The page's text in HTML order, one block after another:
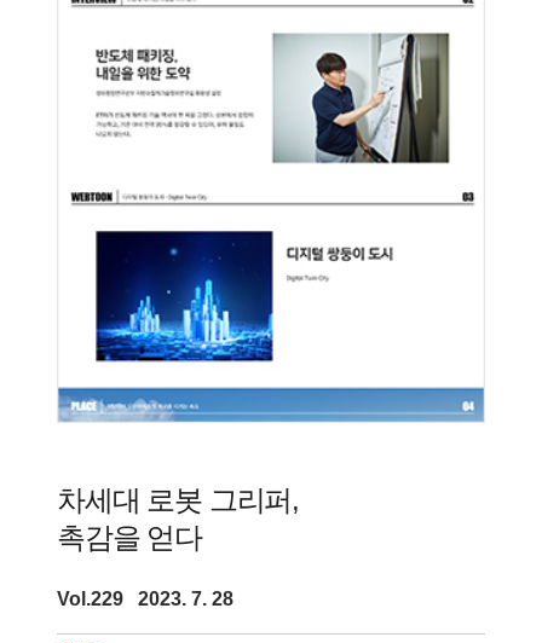
차세대 로봇 그리퍼,
촉감을 얻다
Vol.229 2023. 7. 28